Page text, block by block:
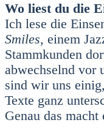
Wo liest du die
Ich lese die
Smi­les, einem
Stamm­kun­den
abwech­selnd vor
sind wir uns
Tex­te ganz
Genau das macht